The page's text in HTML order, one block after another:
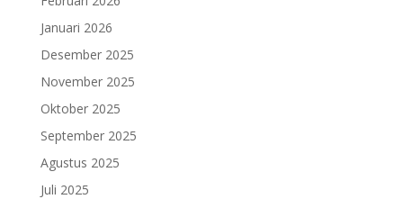
Januari 2026
Desember 2025
November 2025
Oktober 2025
September 2025
Agustus 2025
Juli 2025